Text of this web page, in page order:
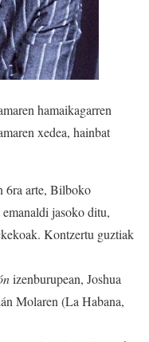
hamaikagarren
xedea, hainbat
6ra arte, Bilboko
jasoko ditu,
Kontzertu guztiak
izenburupean, Joshua
Molaren (La Habana,